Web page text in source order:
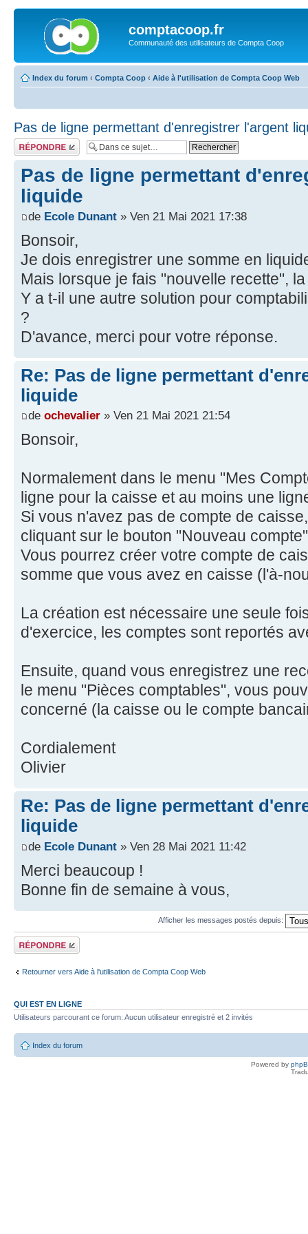
comptacoop.fr
Communauté des utilisateurs de Compta Coop
Index du forum ‹ Compta Coop ‹ Aide à l'utilisation de Compta Coop Web
Pas de ligne permettant d'enregistrer l'argent
Répondre
Pas de ligne permettant
liquide
de Ecole Dunant » Ven 21 Mai 2021 17:38
Bonsoir,
Je dois enregistrer une somme en
Mais lorsque je fais "nouvelle recette",
Y a t-il une autre solution pour
?
D'avance, merci pour votre réponse.
Re: Pas de ligne permettant
liquide
de ochevalier » Ven 21 Mai 2021 21:54
Bonsoir,
Normalement dans le menu "Mes
ligne pour la caisse et au moins une
Si vous n'avez pas de compte de
cliquant sur le bouton "Nouveau
Vous pourrez créer votre compte de
somme que vous avez en caisse (l'à-
La création est nécessaire une seule
d'exercice, les comptes sont reportés
Ensuite, quand vous enregistrez une
le menu "Pièces comptables", vous
concerné (la caisse ou le compte
Cordialement
Olivier
Re: Pas de ligne permettant
liquide
de Ecole Dunant » Ven 28 Mai 2021 11:42
Merci beaucoup !
Bonne fin de semaine à vous,
Afficher les messages postés depuis:
Répondre
Retourner vers Aide à l'utilisation de Compta Coop Web
QUI EST EN LIGNE
Utilisateurs parcourant ce forum: Aucun utilisateur enregistré et 2 invités
Index du forum
Powered by